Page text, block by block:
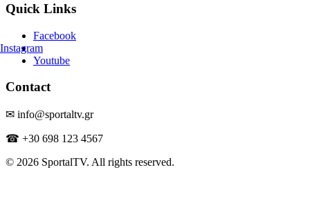
Quick Links
Facebook
Instagram
Youtube
Contact
✉ info@sportaltv.gr
☎ +30 698 123 4567
© 2026 SportalTV. All rights reserved.